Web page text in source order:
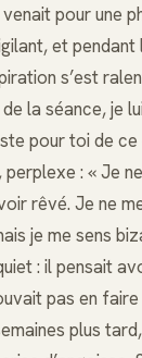
pour une
et pendant
s’est
la séance, je
pour toi de ce
: « Je
rêvé. Je ne
je me sens
: il pensait
pas en
plus